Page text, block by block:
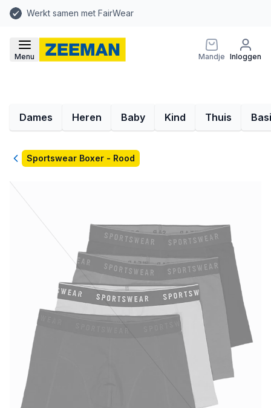
Werkt samen met FairWear
Menu Mandje Inloggen
Dames Heren Baby Kind Thuis
TerugSportswear Boxer - Rood